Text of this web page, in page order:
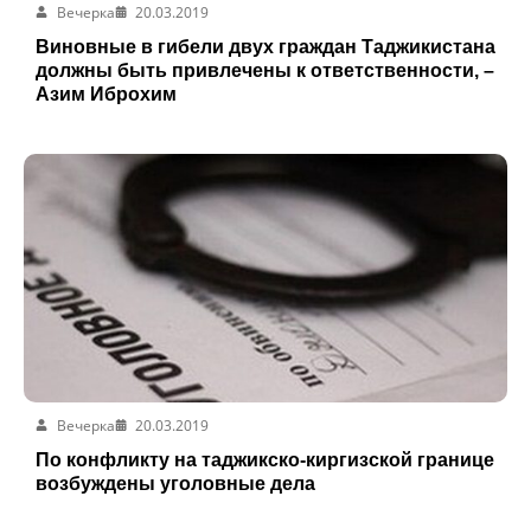
Вечерка
20.03.2019
Виновные в гибели двух граждан Таджикистана
должны быть привлечены к ответственности, –
Азим Иброхим
Вечерка
20.03.2019
По конфликту на таджикско-киргизской границе
возбуждены уголовные дела